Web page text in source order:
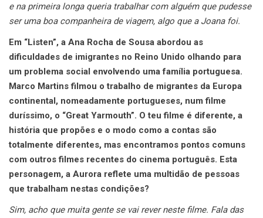
e na primeira longa queria trabalhar com alguém que pudesse
ser uma boa companheira de viagem, algo que a Joana foi.
Em “Listen”, a Ana Rocha de Sousa abordou as
dificuldades de imigrantes no Reino Unido olhando para
um problema social envolvendo uma família portuguesa.
Marco Martins filmou o trabalho de migrantes da Europa
continental, nomeadamente portugueses, num filme
duríssimo, o “Great Yarmouth”. O teu filme é diferente, a
história que propões e o modo como a contas são
totalmente diferentes, mas encontramos pontos comuns
com outros filmes recentes do cinema português. Esta
personagem, a Aurora reflete uma multidão de pessoas
que trabalham nestas condições?
Sim, acho que muita gente se vai rever neste filme. Fala das